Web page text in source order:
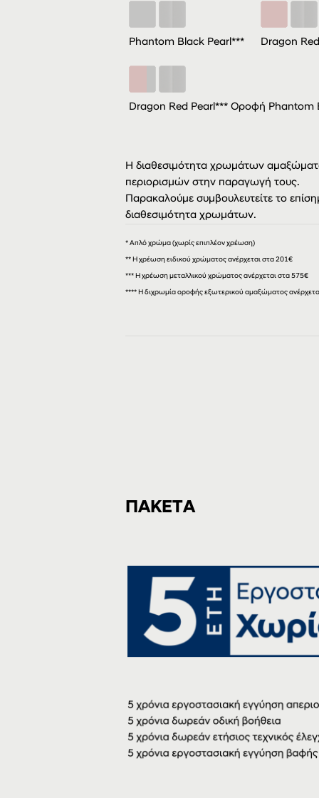
Phantom Black Pearl*** Dragon
Dragon Red Pearl*** Οροφή Phantom
Η διαθεσιμότητα χρωμάτων
περιορισμών στην παραγωγή τους.
Παρακαλούμε συμβουλευτείτε το
διαθεσιμότητα χρωμάτων.
* Απλό χρώμα (χωρίς επιπλέον χρέωση)
** Η χρέωση ειδικού χρώματος ανέρχεται στα 201€
*** Η χρέωση μεταλλικού χρώματος ανέρχεται στα 575€
**** Η διχρωμία οροφής εξωτερικού αμαξώματος
ΠΑΚΕΤΑ